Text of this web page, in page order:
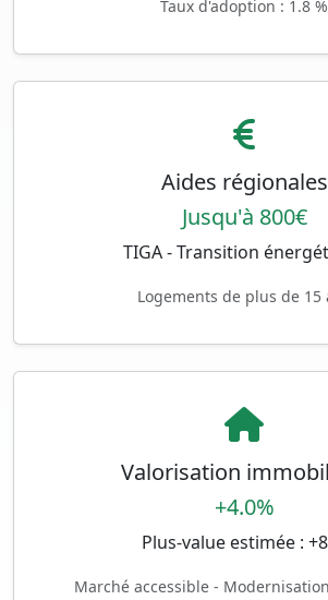
Taux d'adoption : 1.8 %
Aides régionales
Jusqu'à 800€
TIGA - Transition
Logements de plus de 15
Valorisation
+4.0%
Plus-value estimée :
Marché accessible -